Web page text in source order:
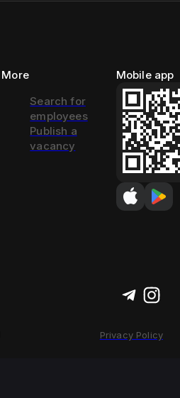
More
Search for
employees
Publish a
vacancy
Mobile app
Privacy Policy